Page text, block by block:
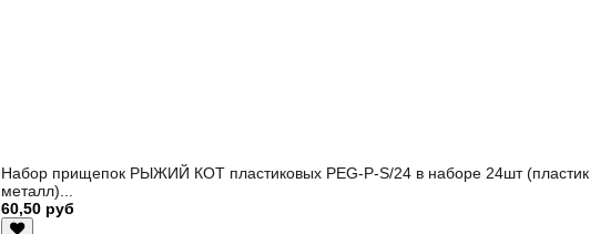
Набор прищепок РЫЖИЙ КОТ пластиковых PEG-P-S/24 в наборе 24шт (пластик,
металл)...
60,50 руб